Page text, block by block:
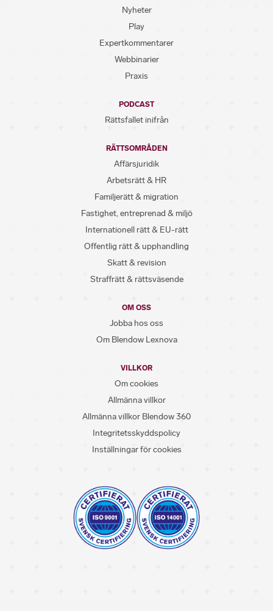
Nyheter
Play
Expertkommentarer
Webbinarier
Praxis
PODCAST
Rättsfallet inifrån
RÄTTSOMRÅDEN
Affärsjuridik
Arbetsrätt & HR
Familjerätt & migration
Fastighet, entreprenad & miljö
Internationell rätt & EU-rätt
Offentlig rätt & upphandling
Skatt & revision
Straffrätt & rättsväsende
OM OSS
Jobba hos oss
Om Blendow Lexnova
VILLKOR
Om cookies
Allmänna villkor
Allmänna villkor Blendow 360
Integritetsskyddspolicy
Inställningar för cookies